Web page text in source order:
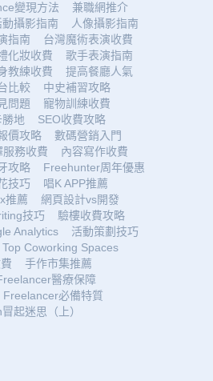
變現方法
兼職網推介
動攝影指南
人像攝影指南
指南
台灣魔術表演收費
化妝收費
歌手表演指南
教練收費
提高餐廳人氣
比較
中史補習攻略
問題
寵物訓練收費
地
SEO收費攻略
價攻略
數碼營銷入門
服務收費
內容寫作收費
攻略
Freehunter周年優惠
技巧
唱K APP推薦
推薦
網頁設計vs開發
技巧
驗樓收費攻略
Analytics
活動策劃技巧
Top Coworking Spaces
手作市集推薦
醫療保障
Freelancer必備特質
起迷思（上）